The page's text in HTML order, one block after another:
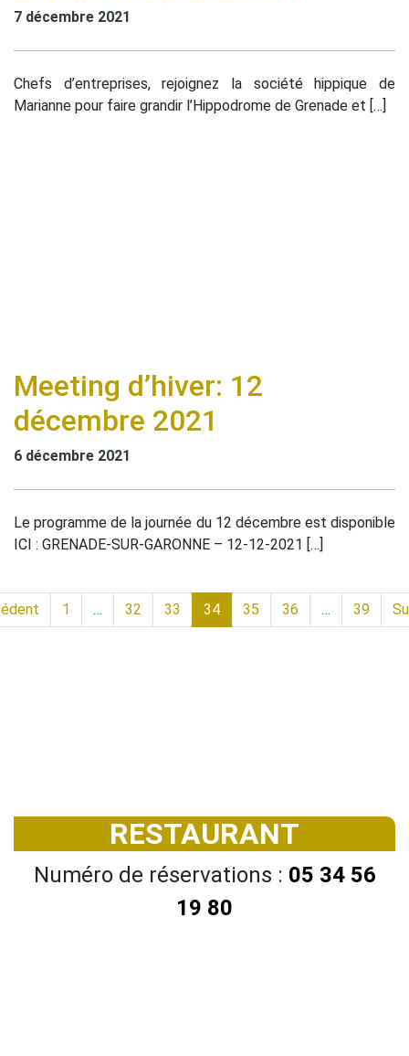
7 décembre 2021
Chefs d’entreprises, rejoignez la société hippique de
Marianne pour faire grandir l’Hippodrome de Grenade et […]
Meeting d’hiver: 12
décembre 2021
6 décembre 2021
Le programme de la journée du 12 décembre est disponible
ICI : GRENADE-SUR-GARONNE – 12-12-2021 […]
1 … 32 33 34 35 36 … 39
RESTAURANT
Numéro de réservations : 05 34 56
19 80